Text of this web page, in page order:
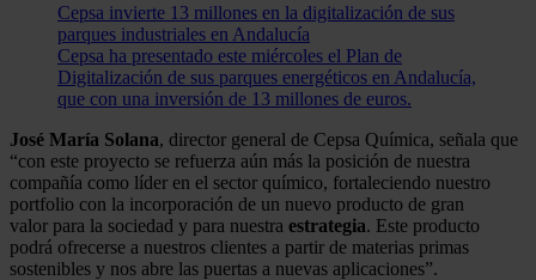
Cepsa invierte 13 millones en la digitalización de sus
parques industriales en Andalucía
Cepsa ha presentado este miércoles el Plan de
Digitalización de sus parques energéticos en Andalucía,
que con una inversión de 13 millones de euros.
José María Solana, director general de Cepsa Química, señala que
“con este proyecto se refuerza aún más la posición de nuestra
compañía como líder en el sector químico, fortaleciendo nuestro
portfolio con la incorporación de un nuevo producto de gran
valor para la sociedad y para nuestra estrategia. Este producto
podrá ofrecerse a nuestros clientes a partir de materias primas
sostenibles y nos abre las puertas a nuevas aplicaciones”.